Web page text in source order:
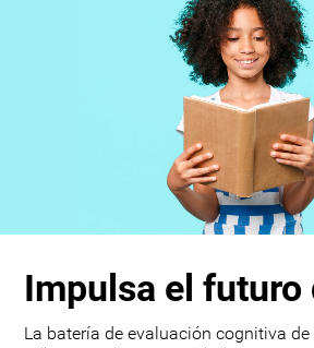
Impulsa el futuro
La batería de evaluación cognitiva